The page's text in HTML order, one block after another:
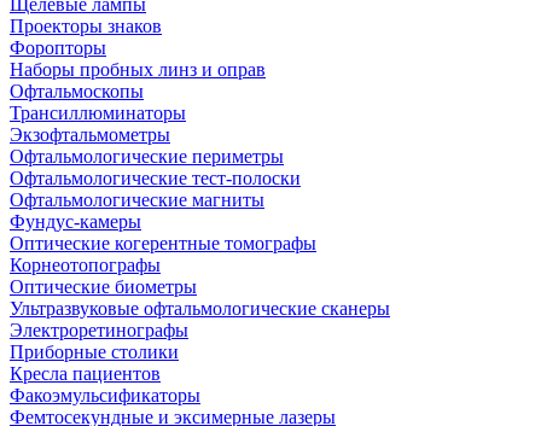
Щелевые лампы
Проекторы знаков
Форопторы
Наборы пробных линз и оправ
Офтальмоскопы
Трансиллюминаторы
Экзофтальмометры
Офтальмологические периметры
Офтальмологические тест-полоски
Офтальмологические магниты
Фундус-камеры
Оптические когерентные томографы
Корнеотопографы
Оптические биометры
Ультразвуковые офтальмологические сканеры
Электроретинографы
Приборные столики
Кресла пациентов
Факоэмульсификаторы
Фемтосекундные и эксимерные лазеры